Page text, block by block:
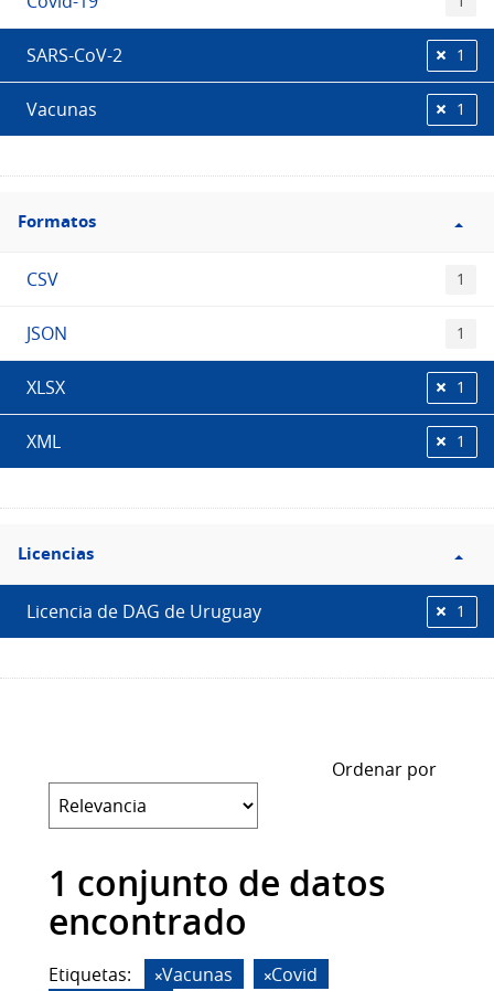
SARS-CoV-2 1
Vacunas 1
Filtro
Formatos
Formatos
CSV 1
JSON 1
XLSX 1
XML 1
Filtro
Licencias
Licencias
Licencia de DAG de Uruguay 1
Ordenar por
1 conjunto de datos
encontrado
Etiquetas: Vacunas
Covid